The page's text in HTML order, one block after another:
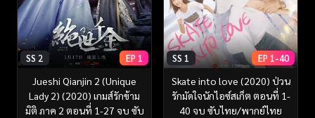
SS 2 EP 1
Jueshi Qianjin 2 (Unique
Lady 2) (2020) เกมส์รักข้าม
มิติ ภาค 2 ตอนที่ 1-27 จบ ซับ
SS 1 EP 1-40
Skate into love (2020) ป่วน
รักมัดใจนักไอซ์สเก็ต ตอนที่ 1-
40 จบ ซับไทย/พากย์ไทย